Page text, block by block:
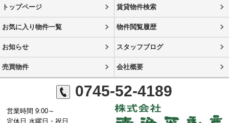
トップページ 賃貸物件検索
お気に入り物件一覧 物件閲覧履歴
お知らせ スタッフブログ
売買物件 会社概要
0745-52-4189
営業時間 9:00～
定休日 水曜日・祝日